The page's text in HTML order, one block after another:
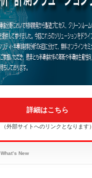
詳細はこちら
（外部サイトへのリンクとなります）
What’s New